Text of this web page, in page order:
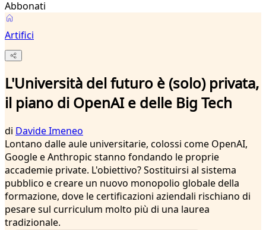
Abbonati
Artifici
L'Università del futuro è (solo) privata,
il piano di OpenAI e delle Big Tech
di Davide Imeneo
Lontano dalle aule universitarie, colossi come OpenAI,
Google e Anthropic stanno fondando le proprie
accademie private. L'obiettivo? Sostituirsi al sistema
pubblico e creare un nuovo monopolio globale della
formazione, dove le certificazioni aziendali rischiano di
pesare sul curriculum molto più di una laurea
tradizionale.